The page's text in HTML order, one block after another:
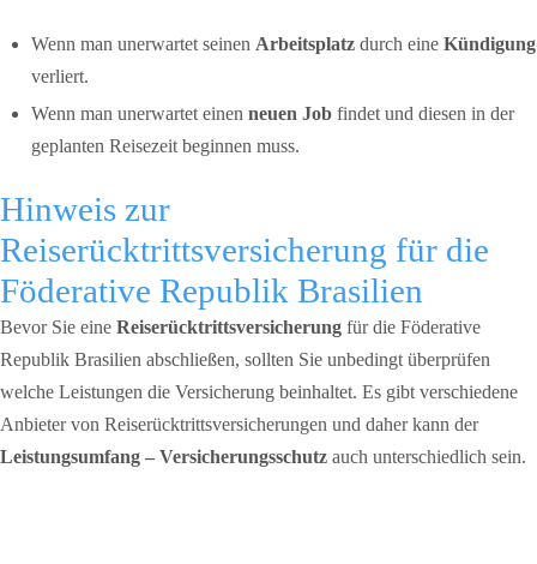
Wenn man unerwartet seinen Arbeitsplatzdurch eine Kündigung
verliert.
Wenn man unerwartet einen neuen Jobfindet und diesen in der
geplanten Reisezeit beginnen muss.
Hinweis zur
Reiserücktrittsversicherung für die
Föderative Republik Brasilien
Bevor Sie eine Reiserücktrittsversicherung für die Föderative
Republik Brasilien abschließen, sollten Sie unbedingt überprüfen
welche Leistungen die Versicherung beinhaltet. Es gibt verschiedene
Anbieter von Reiserücktrittsversicherungen und daher kann der
Leistungsumfang – Versicherungsschutz auch unterschiedlich sein.